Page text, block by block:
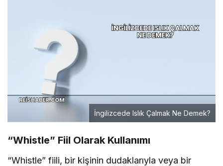
İngilizcede Islık Çalmak Ne Demek?
“Whistle” Fiil Olarak Kullanımı
“Whistle” fiili, bir kişinin dudaklarıyla veya bir